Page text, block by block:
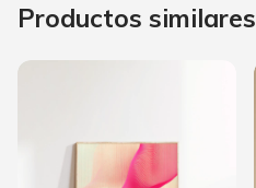
Productos similares